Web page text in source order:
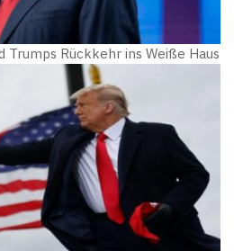
Trumps Rückkehr ins Weiße Haus